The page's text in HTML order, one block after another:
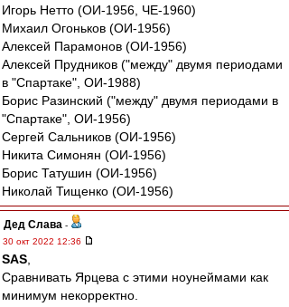
Игорь Нетто (ОИ-1956, ЧЕ-1960)
Михаил Огоньков (ОИ-1956)
Алексей Парамонов (ОИ-1956)
Алексей Прудников ("между" двумя периодами
в "Спартаке", ОИ-1988)
Борис Разинский ("между" двумя периодами в
"Спартаке", ОИ-1956)
Сергей Сальников (ОИ-1956)
Никита Симонян (ОИ-1956)
Борис Татушин (ОИ-1956)
Николай Тищенко (ОИ-1956)
Дед Слава -
30 окт 2022 12:36
SAS
Сравнивать Ярцева с этими ноунеймами как
минимум некорректно.